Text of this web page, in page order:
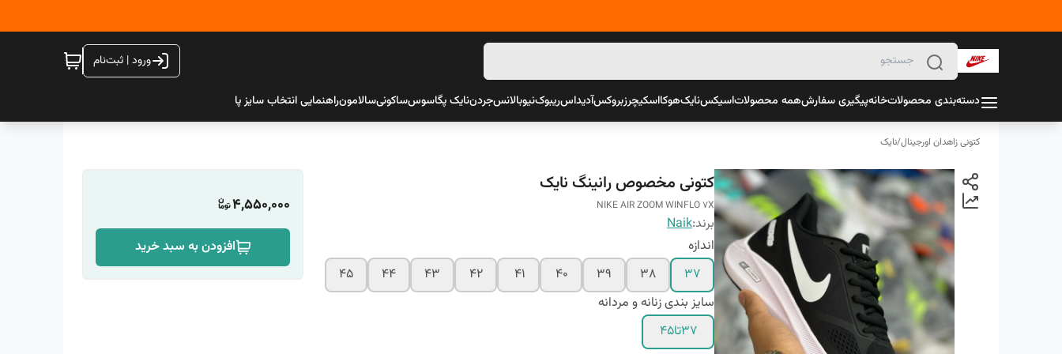
ورود | ثبت‌نام
دسته‌بندی محصولاتخانهپیگیری سفارشهمه محصولاتاسیکسنایکهوکااسکیچرزبروکسآدیداسریبوکنیوبالانسجردننایک پگاسوسساکونیسالامونراهنمایی انتخاب سایز پا
کتونی زاهدان اورجینال/نایک
کتونی مخصوص رانینگ نایک
NIKE AIR ZOOM WINFLO 7X
برند:Naik
اندازه
37
38
39
40
41
42
43
44
45
سایز بندی زنانه و مردانه
37تا45
4,550,000
افزودن به سبد خرید